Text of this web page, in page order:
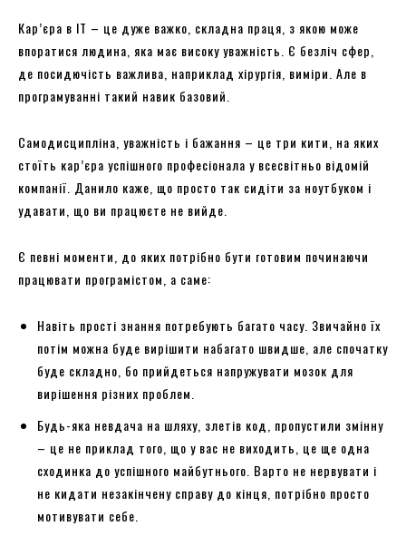
Кар’єра в ІТ – це дуже важко, складна праця, з якою може
впоратися людина, яка має високу уважність. Є безліч сфер,
де посидючість важлива, наприклад хірургія, виміри. Але в
програмуванні такий навик базовий.
Самодисципліна, уважність і бажання – це три кити, на яких
стоїть кар’єра успішного професіонала у всесвітньо відомій
компанії. Данило каже, що просто так сидіти за ноутбуком і
удавати, що ви працюєте не вийде.
Є певні моменти, до яких потрібно бути готовим починаючи
працювати програмістом, а саме:
Навіть прості знання потребують багато часу. Звичайно їх
потім можна буде вирішити набагато швидше, але спочатку
буде складно, бо прийдеться напружувати мозок для
вирішення різних проблем.
Будь-яка невдача на шляху, злетів код, пропустили змінну
– це не приклад того, що у вас не виходить, це ще одна
сходинка до успішного майбутнього. Варто не нервувати і
не кидати незакінчену справу до кінця, потрібно просто
мотивувати себе.